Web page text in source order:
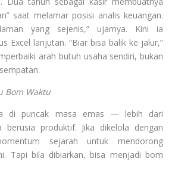
saat melamar posisi analis keuangan.
yang sejenis,” ujarnya. Kini ia
Excel lanjutan. “Biar bisa balik ke jalur,”
arah butuh usaha sendiri, bukan
Bom Waktu
di puncak masa emas — lebih dari
berusia produktif. Jika dikelola dengan
sejarah untuk mendorong
Tapi bila dibiarkan, bisa menjadi bom